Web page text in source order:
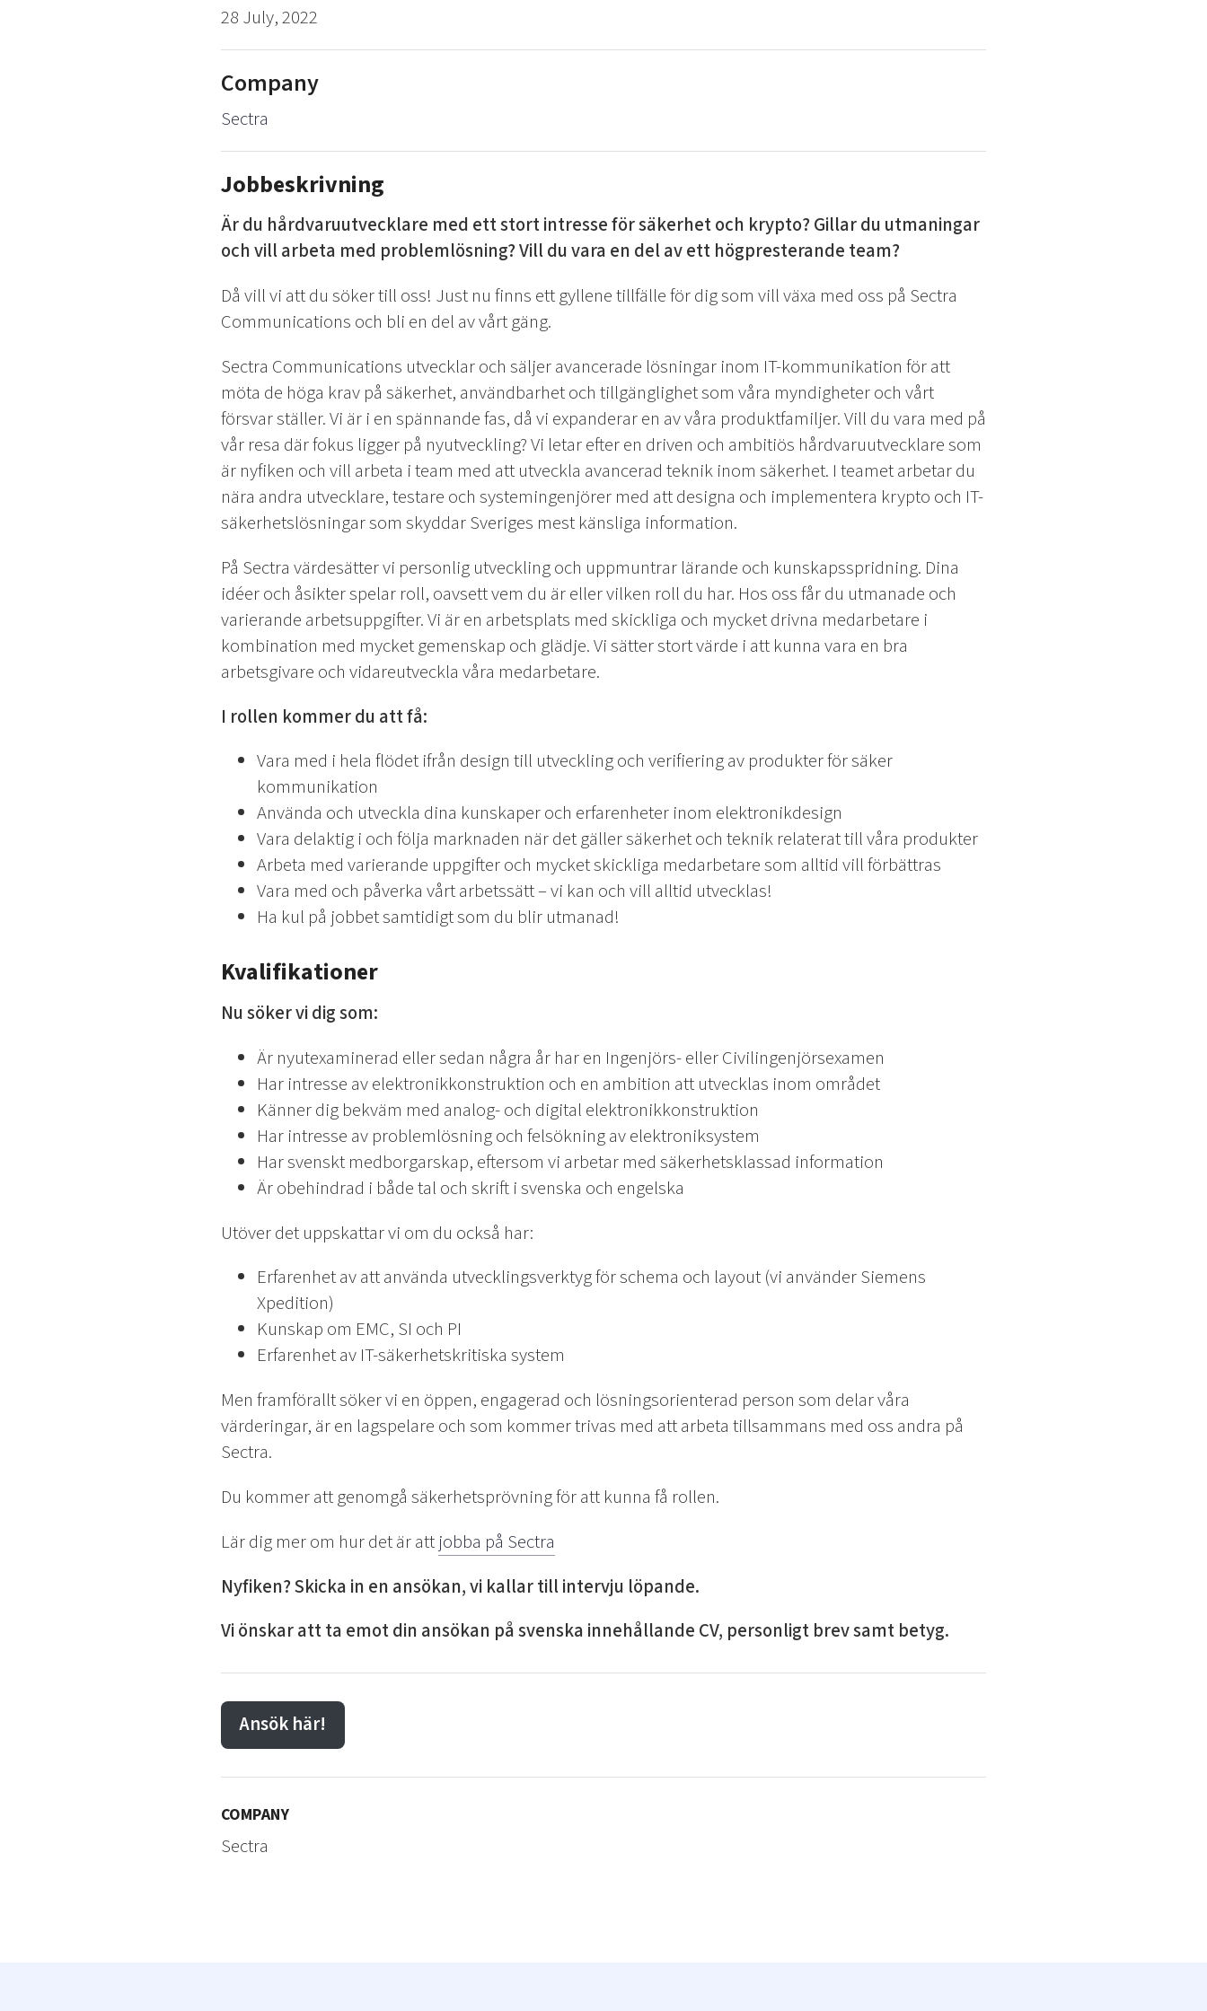
28 July, 2022
Company
Sectra
Jobbeskrivning
Är du hårdvaruutvecklare med ett stort intresse för säkerhet och krypto? Gillar du utmaningar
och vill arbeta med problemlösning? Vill du vara en del av ett högpresterande team?
Då vill vi att du söker till oss! Just nu finns ett gyllene tillfälle för dig som vill växa med oss på Sectra
Communications och bli en del av vårt gäng.
Sectra Communications utvecklar och säljer avancerade lösningar inom IT-kommunikation för att
möta de höga krav på säkerhet, användbarhet och tillgänglighet som våra myndigheter och vårt
försvar ställer. Vi är i en spännande fas, då vi expanderar en av våra produktfamiljer. Vill du vara med på
vår resa där fokus ligger på nyutveckling? Vi letar efter en driven och ambitiös hårdvaruutvecklare som
är nyfiken och vill arbeta i team med att utveckla avancerad teknik inom säkerhet. I teamet arbetar du
nära andra utvecklare, testare och systemingenjörer med att designa och implementera krypto och IT-
säkerhetslösningar som skyddar Sveriges mest känsliga information.
På Sectra värdesätter vi personlig utveckling och uppmuntrar lärande och kunskapsspridning. Dina
idéer och åsikter spelar roll, oavsett vem du är eller vilken roll du har. Hos oss får du utmanade och
varierande arbetsuppgifter. Vi är en arbetsplats med skickliga och mycket drivna medarbetare i
kombination med mycket gemenskap och glädje. Vi sätter stort värde i att kunna vara en bra
arbetsgivare och vidareutveckla våra medarbetare.
I rollen kommer du att få:
Vara med i hela flödet ifrån design till utveckling och verifiering av produkter för säker
kommunikation
Använda och utveckla dina kunskaper och erfarenheter inom elektronikdesign
Vara delaktig i och följa marknaden när det gäller säkerhet och teknik relaterat till våra produkter
Arbeta med varierande uppgifter och mycket skickliga medarbetare som alltid vill förbättras
Vara med och påverka vårt arbetssätt – vi kan och vill alltid utvecklas!
Ha kul på jobbet samtidigt som du blir utmanad!
Kvalifikationer
Nu söker vi dig som:
Är nyutexaminerad eller sedan några år har en Ingenjörs- eller Civilingenjörsexamen
Har intresse av elektronikkonstruktion och en ambition att utvecklas inom området
Känner dig bekväm med analog- och digital elektronikkonstruktion
Har intresse av problemlösning och felsökning av elektroniksystem
Har svenskt medborgarskap, eftersom vi arbetar med säkerhetsklassad information
Är obehindrad i både tal och skrift i svenska och engelska
Utöver det uppskattar vi om du också har:
Erfarenhet av att använda utvecklingsverktyg för schema och layout (vi använder Siemens
Xpedition)
Kunskap om EMC, SI och PI
Erfarenhet av IT-säkerhetskritiska system
Men framförallt söker vi en öppen, engagerad och lösningsorienterad person som delar våra
värderingar, är en lagspelare och som kommer trivas med att arbeta tillsammans med oss andra på
Sectra.
Du kommer att genomgå säkerhetsprövning för att kunna få rollen.
Lär dig mer om hur det är att jobba på Sectra
Nyfiken? Skicka in en ansökan, vi kallar till intervju löpande.
Vi önskar att ta emot din ansökan på svenska innehållande CV, personligt brev samt betyg.
Ansök här!
COMPANY
Sectra